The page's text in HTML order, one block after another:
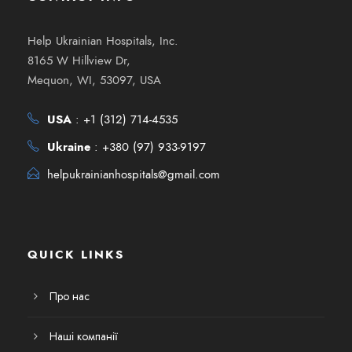
Help Ukrainian Hospitals, Inc.
8165 W Hillview Dr,
Mequon, WI, 53097, USA
USA : +1 (312) 714-4535
Ukraine : +380 (97) 933-9197
helpukrainianhospitals@gmail.com
QUICK LINKS
Про нас
Наші компанії